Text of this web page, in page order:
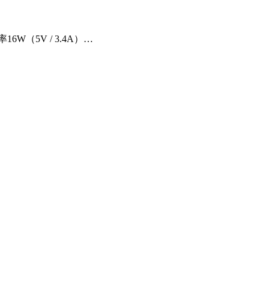
16W（5V / 3.4A）…